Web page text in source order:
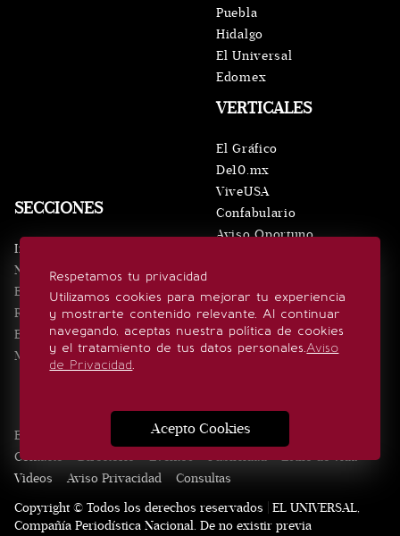
Respetamos tu privacidad
Utilizamos cookies para mejorar tu experiencia
y mostrarte contenido relevante. Al continuar
navegando, aceptas nuestra política de cookies
y el tratamiento de tus datos personales.Aviso
de Privacidad.
Acepto Cookies
SECCIONES
Inicio
Noticias
Eventos
Realeza
Estilo de vida
Minuto x Minuto
VERTICALES
El Gráfico
De10.mx
ViveUSA
Confabulario
Aviso Oportuno
Puebla
Hidalgo
El Universal
Edomex
SÍGUENOS
Edición Impresa Noticias Quiénes somos
Contacto
Directorio Eventos Publicidad
Estilo de vida
Videos
Aviso Privacidad
Consultas
Copyright © Todos los derechos reservados | EL UNIVERSAL,
Compañía Periodística Nacional. De no existir previa